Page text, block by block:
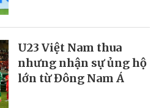
U23 Việt Nam thua
nhưng nhận sự ủng hộ
lớn từ Đông Nam Á